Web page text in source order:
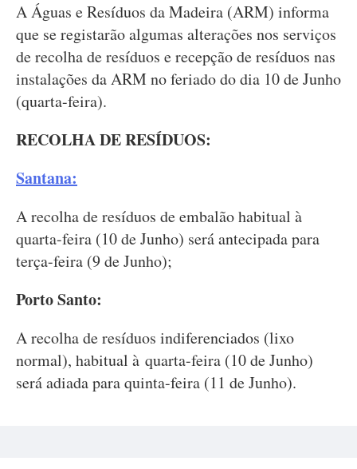
A Águas e Resíduos da Madeira (ARM) informa
que se registarão algumas alterações nos serviços
de recolha de resíduos e recepção de resíduos nas
instalações da ARM no feriado do dia 10 de Junho
(quarta-feira).
RECOLHA DE RESÍDUOS:
Santana:
A recolha de resíduos de embalão habitual à
quarta-feira (10 de Junho) será antecipada para
terça-feira (9 de Junho);
Porto Santo:
A recolha de resíduos indiferenciados (lixo
normal), habitual à quarta-feira (10 de Junho)
será adiada para quinta-feira (11 de Junho).